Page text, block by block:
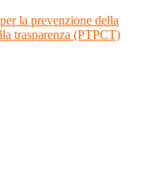
la prevenzione della
trasparenza (PTPCT)